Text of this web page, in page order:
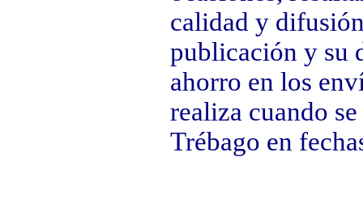
calidad y
publicación y su
ahorro en los
realiza cuando
Trébago en